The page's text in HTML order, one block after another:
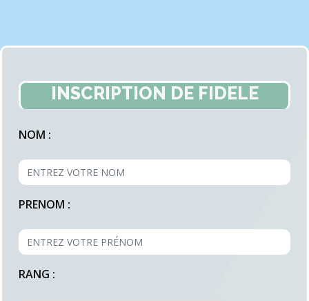
INSCRIPTION DE FIDELE
NOM :
PRENOM :
RANG :